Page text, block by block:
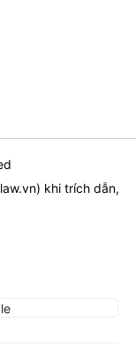
) khi trích dẫn,